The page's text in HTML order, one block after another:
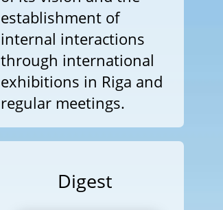
establishment of
internal interactions
through international
exhibitions in Riga and
regular meetings.
Digest